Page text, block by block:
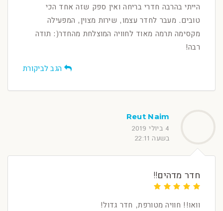
הייתי בהרבה חדרי בריחה ואין ספק שזה אחד הכי
טובים. מעבר לחדר עצמו, שירות מצוין, המפעילה
מקסימה תרמה מאוד לחוויה המוצלחת מהחדר(: תודה
רבה!
הגב לביקורת
Reut Naim
4 ביולי 2019
בשעה 22:11
חדר מדהים!!
וואו!! חוויה מטורפת, חדר גדול!